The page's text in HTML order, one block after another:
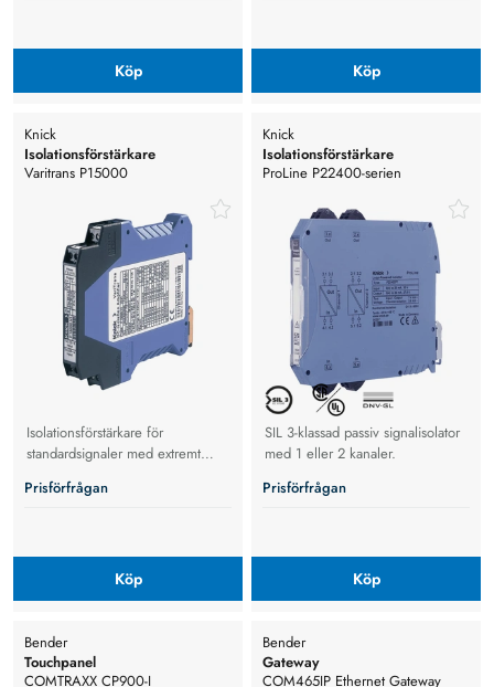
Köp Köp
Knick
Isolationsförstärkare
Varitrans P15000
Isolationsförstärkare för
standardsignaler med extremt
noggrannhet
Prisförfrågan
Köp
Knick
Isolationsförstärkare
ProLine P22400-serien
SIL 3-klassad passiv signalisolator
med 1 eller 2 kanaler.
Prisförfrågan
Köp
Bender
Touchpanel
COMTRAXX CP900-I
Bender
Gateway
COM465IP Ethernet Gateway